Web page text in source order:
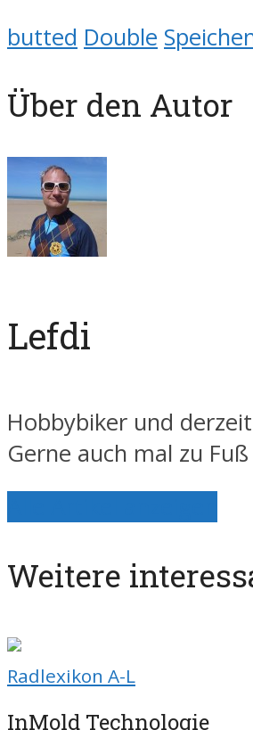
butted Double
Über den Autor
Lefdi
Hobbybiker und
Gerne auch mal zu
Weitere
Radlexikon A-L
InMold Technologie